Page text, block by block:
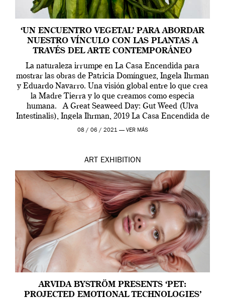
‘UN ENCUENTRO VEGETAL’ PARA ABORDAR
NUESTRO VÍNCULO CON LAS PLANTAS A
TRAVÉS DEL ARTE CONTEMPORÁNEO
La naturaleza irrumpe en La Casa Encendida para
mostrar las obras de Patricia Domínguez, Ingela Ihrman
y Eduardo Navarro. Una visión global entre lo que crea
la Madre Tierra y lo que creamos como especia
humana. A Great Seaweed Day: Gut Weed (Ulva
Intestinalis), Ingela Ihrman, 2019 La Casa Encendida de
Madrid y la Wellcome […]
08 / 06 / 2021 — VER MÁS
ART EXHIBITION
ARVIDA BYSTRÖM PRESENTS ‘PET:
PROJECTED EMOTIONAL TECHNOLOGIES’